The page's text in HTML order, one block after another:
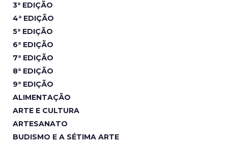
3ª EDIÇÃO
4ª EDIÇÃO
5ª EDIÇÃO
6ª EDIÇÃO
7ª EDIÇÃO
8ª EDIÇÃO
9ª EDIÇÃO
ALIMENTAÇÃO
ARTE E CULTURA
ARTESANATO
BUDISMO E A SÉTIMA ARTE